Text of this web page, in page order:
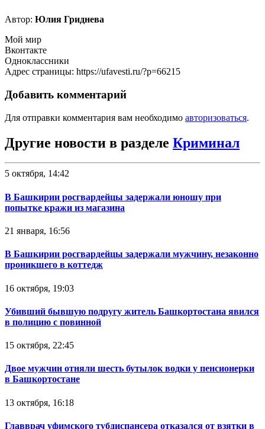
Автор: Юлия Гриднева
Мой мир
Вконтакте
Одноклассники
Адрес страницы: https://ufavesti.ru/?p=66215
Добавить комментарий
Для отправки комментария вам необходимо авторизоваться.
Другие новости в разделе Криминал
5 октября, 14:42
В Башкирии росгвардейцы задержали юношу при
попытке кражи из магазина
21 января, 16:56
В Башкирии росгвардейцы задержали мужчину, незаконно
проникшего в коттедж
16 октября, 19:03
Убивший бывшую подругу житель Башкортостана явился
в полицию с повинной
15 октября, 22:45
Двое мужчин отняли шесть бутылок водки у пенсионерки
в Башкортостане
13 октября, 16:18
Главврач уфимского тубдиспансера отказался от взятки в